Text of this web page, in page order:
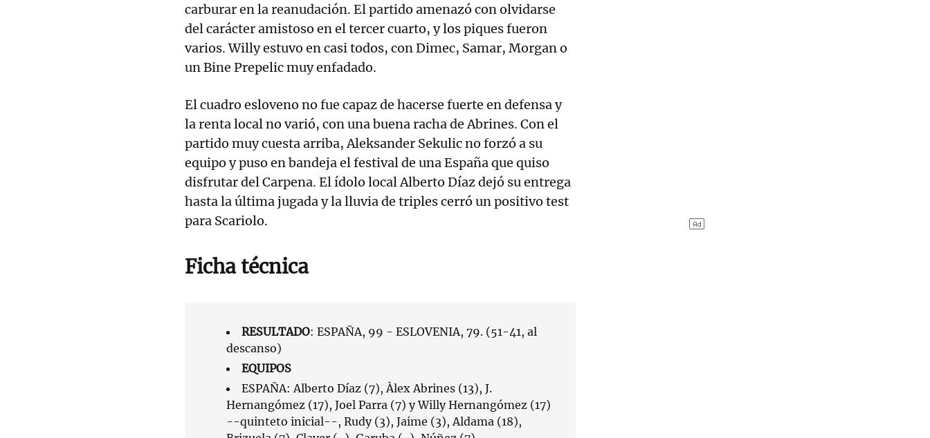
carburar en la reanudación. El partido amenazó con olvidarse
del carácter amistoso en el tercer cuarto, y los piques fueron
varios. Willy estuvo en casi todos, con Dimec, Samar, Morgan o
un Bine Prepelic muy enfadado.
El cuadro esloveno no fue capaz de hacerse fuerte en defensa y
la renta local no varió, con una buena racha de Abrines. Con el
partido muy cuesta arriba, Aleksander Sekulic no forzó a su
equipo y puso en bandeja el festival de una España que quiso
disfrutar del Carpena. El ídolo local Alberto Díaz dejó su entrega
hasta la última jugada y la lluvia de triples cerró un positivo test
para Scariolo.
Ficha técnica
RESULTADO: ESPAÑA, 99 - ESLOVENIA, 79. (51-41, al
descanso)
EQUIPOS
ESPAÑA: Alberto Díaz (7), Àlex Abrines (13), J.
Hernangómez (17), Joel Parra (7) y Willy Hernangómez (17)
--quinteto inicial--, Rudy (3), Jaime (3), Aldama (18),